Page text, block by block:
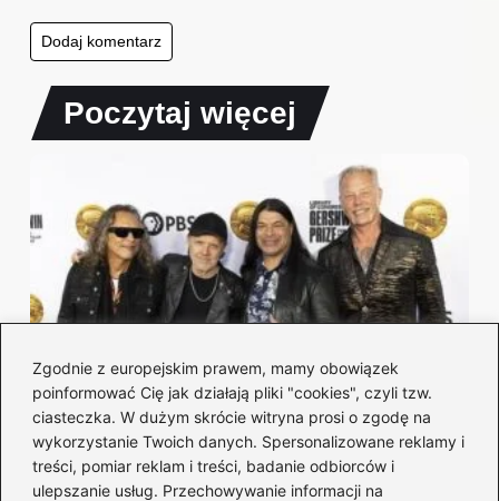
Zgodnie z europejskim prawem, mamy obowiązek
poinformować Cię jak działają pliki "cookies", czyli tzw.
ciasteczka. W dużym skrócie witryna prosi o zgodę na
wykorzystanie Twoich danych. Spersonalizowane reklamy i
treści, pomiar reklam i treści, badanie odbiorców i
ulepszanie usług. Przechowywanie informacji na
Poczytaj więcej
Chwyty na gitarze — Metallica: zagraj
kultowe riffy i akordy